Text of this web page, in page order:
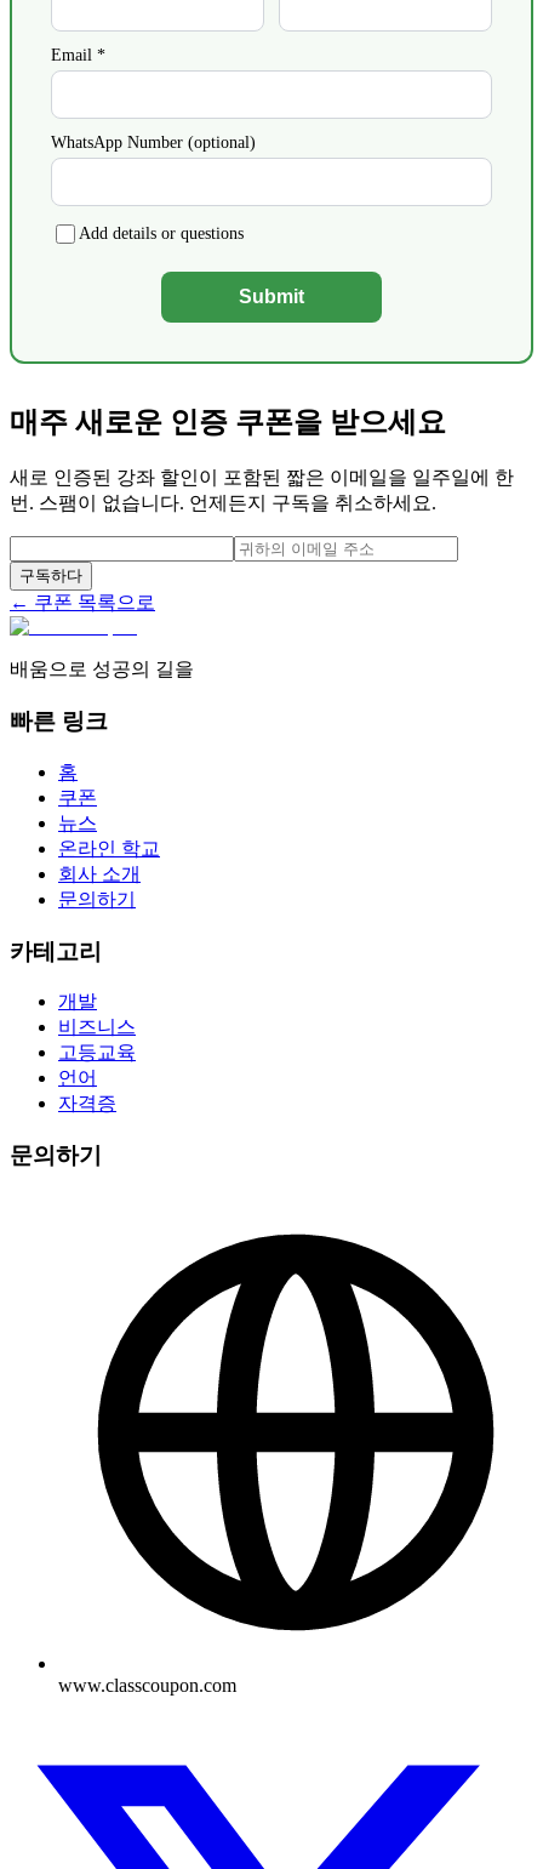
Email *
WhatsApp Number (optional)
Add details or questions
Submit
매주 새로운 인증 쿠폰을 받으세요
새로 인증된 강좌 할인이 포함된 짧은 이메일을 일주일에 한
번. 스팸이 없습니다. 언제든지 구독을 취소하세요.
구독하다
← 쿠폰 목록으로
배움으로 성공의 길을
빠른 링크
홈
쿠폰
뉴스
온라인 학교
회사 소개
문의하기
카테고리
개발
비즈니스
고등교육
언어
자격증
문의하기
www.classcoupon.com